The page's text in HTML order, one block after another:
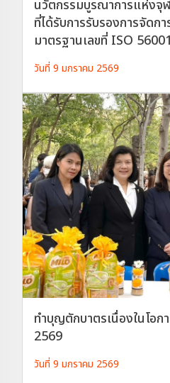
นวัตกรรมบูรณาการแห่งจุ
ที่ได้รับการรับรองการจัดก
มาตรฐานเลขที่ ISO
วันที่ 9 มกราคม 2569
ทำบุญตักบาตรเนื่องในโอ
2569
วันที่ 9 มกราคม 2569